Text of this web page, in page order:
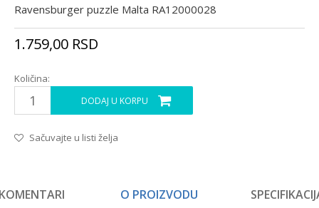
Ravensburger puzzle Malta RA12000028
1.759,00 RSD
Količina:
DODAJ U KORPU
Sačuvajte u listi želja
O PROIZVODU